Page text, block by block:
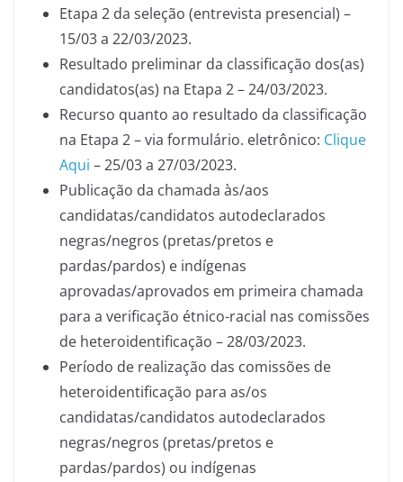
Etapa 2 da seleção (entrevista presencial) –
15/03 a 22/03/2023.
Resultado preliminar da classificação dos(as)
candidatos(as) na Etapa 2 – 24/03/2023.
Recurso quanto ao resultado da classificação
na Etapa 2 – via formulário. eletrônico: Clique
Aqui – 25/03 a 27/03/2023.
Publicação da chamada às/aos
candidatas/candidatos autodeclarados
negras/negros (pretas/pretos e
pardas/pardos) e indígenas
aprovadas/aprovados em primeira chamada
para a verificação étnico-racial nas comissões
de heteroidentificação – 28/03/2023.
Período de realização das comissões de
heteroidentificação para as/os
candidatas/candidatos autodeclarados
negras/negros (pretas/pretos e
pardas/pardos) ou indígenas